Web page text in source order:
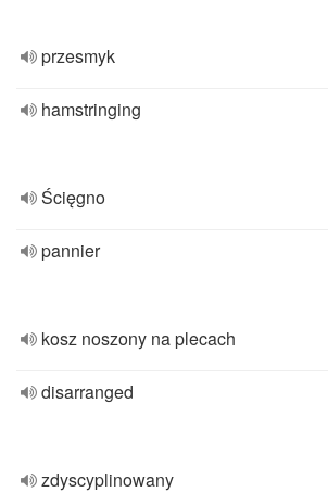
przesmyk
hamstringing
Ścięgno
pannier
kosz noszony na plecach
disarranged
zdyscyplinowany